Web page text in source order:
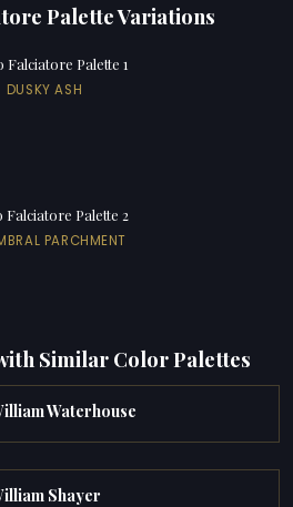
Palette Variations
Falciatore Palette 1
DUSKY ASH
Falciatore Palette 2
PARCHMENT
Similar Color Palettes
Waterhouse
Shayer